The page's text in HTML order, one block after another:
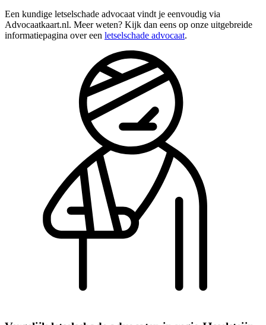
Een kundige letselschade advocaat vindt je eenvoudig via
Advocaatkaart.nl. Meer weten? Kijk dan eens op onze uitgebreide
informatiepagina over een letselschade advocaat.